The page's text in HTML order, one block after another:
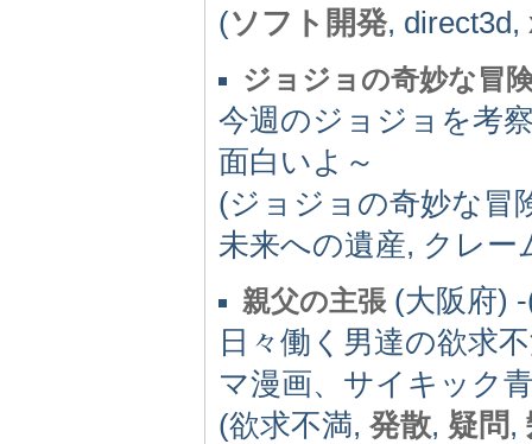
(ソフト開発, direct3d,
ジョジョの奇妙な冒
今週のジョジョを考
面白いよ～
(ジョジョの奇妙な冒
未来への遺産, クレ
親父の主張 (大阪府)
日々働く男達の欲求
マ漫画、サイキック
(欲求不満, 発散, 疑問,